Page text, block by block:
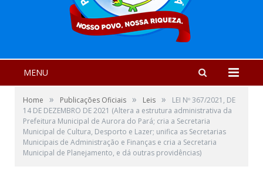
MENU
Home » Publicações Oficiais » Leis »
LEI Nº 367/2021, DE
14 DE DEZEMBRO DE 2021 (Altera a estrutura administrativa da
Prefeitura Municipal de Aurora do Pará; cria a Secretaria
Municipal de Cultura, Desporto e Lazer; unifica as Secretarias
Municipais de Administração e Finanças e cria a Secretaria
Municipal de Planejamento, e dá outras providências)